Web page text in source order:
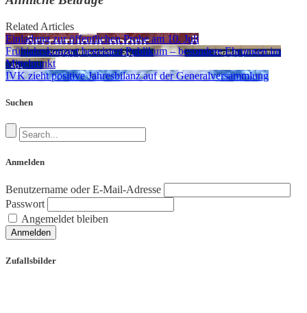
Related Articles
Einladung zur öffentlichen Probe am 10. Juli
Frühjahrskonzert begeistert Publikum – besondere Ehrungen im
Mittelpunkt
IVK zieht positive Jahresbilanz auf der Generalversammlung
Suchen
Anmelden
Benutzername oder E-Mail-Adresse
Passwort
Angemeldet bleiben
Anmelden
Zufallsbilder